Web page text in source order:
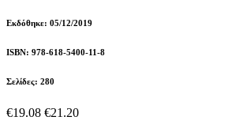
Εκδόθηκε: 05/12/2019
ISBN: 978-618-5400-11-8
Σελίδες: 280
€19.08 €21.20